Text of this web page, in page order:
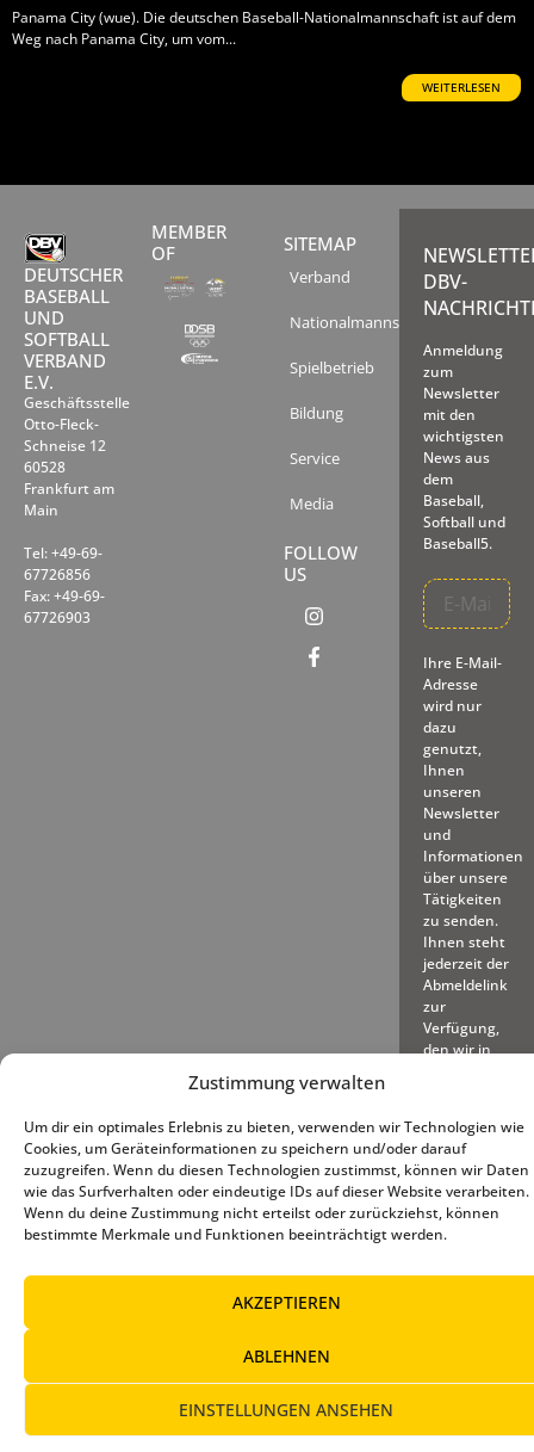
Zustimmung verwalten
Um dir ein optimales Erlebnis zu bieten, verwenden wir Technologien wie
Cookies, um Geräteinformationen zu speichern und/oder darauf
zuzugreifen. Wenn du diesen Technologien zustimmst, können wir Daten
wie das Surfverhalten oder eindeutige IDs auf dieser Website verarbeiten.
Wenn du deine Zustimmung nicht erteilst oder zurückziehst, können
bestimmte Merkmale und Funktionen beeinträchtigt werden.
AKZEPTIEREN
ABLEHNEN
EINSTELLUNGEN ANSEHEN
Panama City (wue). Die deutschen Baseball-Nationalmannschaft ist auf dem
Weg nach Panama City, um vom...
WEITERLESEN
DEUTSCHER
BASEBALL
UND
SOFTBALL
VERBAND
E.V.
Geschäftsstelle
Otto-Fleck-
Schneise 12
60528
Frankfurt am
Main
Tel: +49-69-
67726856
Fax: +49-69-
67726903
MEMBER
OF
SITEMAP
Verband
Nationalmannschaften
Spielbetrieb
Bildung
Service
Media
FOLLOW
US
DBV-
Anmeldung
zum
Newsletter
mit den
wichtigsten
News aus
dem
Baseball,
Softball und
Baseball5.
Ihre E-Mail-
Adresse
wird nur
dazu
genutzt,
Ihnen
unseren
Newsletter
und
Informationen
über unsere
Tätigkeiten
zu senden.
Ihnen steht
jederzeit der
Abmeldelink
zur
Verfügung,
den wir in
einfügen.
Cookie-Richtlinie (EU)